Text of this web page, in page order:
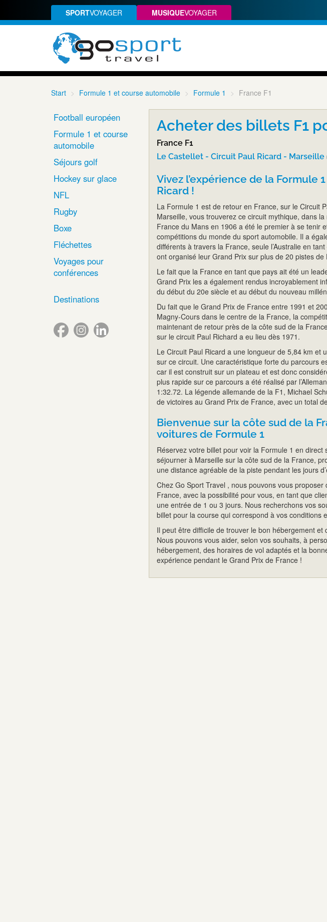
SPORTVOYAGER MUSIQUEVOYAGER
Start Formule 1 et course automobile Formule 1 France F1
Football européen
Formule 1 et course
automobile
Séjours golf
Hockey sur glace
NFL
Rugby
Boxe
Fléchettes
Voyages pour
conférences
Destinations
Acheter des billets F1
France F1
Le Castellet - Circuit Paul Ricard - Marseille
Vivez l’expérience de la Formule
Ricard !
La Formule 1 est de retour en France, sur le Circuit
Marseille, vous trouverez ce circuit mythique, dans
France du Mans en 1906 a été le premier à se tenir
compétitions du monde du sport automobile. Il a
différents à travers la France, seule l’Australie en
ont organisé leur Grand Prix sur plus de 20 pistes de
Le fait que la France en tant que pays ait été un
Grand Prix les a également rendus incroyablement
du début du 20e siècle et au début du nouveau
Du fait que le Grand Prix de France entre 1991 et
Magny-Cours dans le centre de la France, la
maintenant de retour près de la côte sud de la
sur le circuit Paul Richard a eu lieu dès 1971.
Le Circuit Paul Ricard a une longueur de 5,84 km et
sur ce circuit. Une caractéristique forte du parcours
car il est construit sur un plateau et est donc
plus rapide sur ce parcours a été réalisé par
1:32.72. La légende allemande de la F1, Michael
de victoires au Grand Prix de France, avec un total
Bienvenue sur la côte sud de la
voitures de Formule 1
Réservez votre billet pour voir la Formule 1 en
séjourner à Marseille sur la côte sud de la France,
une distance agréable de la piste pendant les jours
Chez Go Sport Travel , nous pouvons vous
France, avec la possibilité pour vous, en tant que
une entrée de 1 ou 3 jours. Nous recherchons vos
billet pour la course qui correspond à vos conditions
Il peut être difficile de trouver le bon hébergement et
Nous pouvons vous aider, selon vos souhaits, à
hébergement, des horaires de vol adaptés et la
expérience pendant le Grand Prix de France !